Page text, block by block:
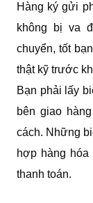
Hàng ký gửi
không bị va
chuyển, tốt
thật kỹ trước
Bạn phải lấy
bên giao
cách. Những
hợp hàng
thanh toán.